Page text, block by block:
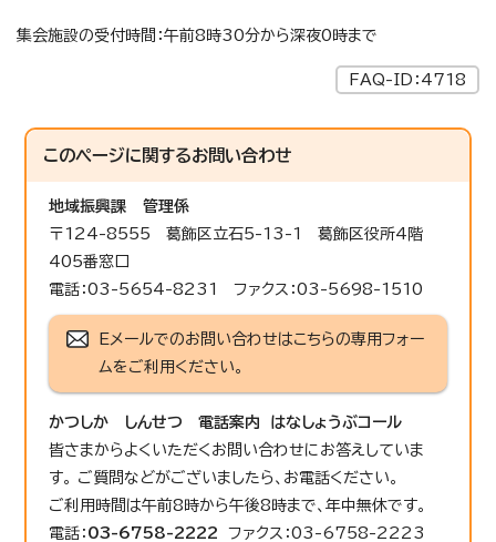
集会施設の受付時間：午前8時30分から深夜0時まで
FAQ-ID：4718
このページに関するお問い合わせ
地域振興課
管理係
〒124-8555 葛飾区立石5-13-1 葛飾区役所4階
405番窓口
電話：03-5654-8231 ファクス：03-5698-1510
Eメールでのお問い合わせはこちらの専用フォー
ムをご利用ください。
かつしか しんせつ 電話案内 はなしょうぶコール
皆さまからよくいただくお問い合わせにお答えしていま
す。 ご質問などがございましたら、お電話ください。
ご利用時間は午前8時から午後8時まで、年中無休です。
電話： 03-6758-2222 ファクス：03-6758-2223